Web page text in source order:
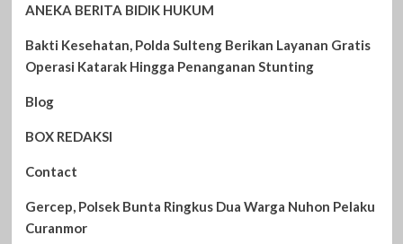
ANEKA BERITA BIDIK HUKUM
Bakti Kesehatan, Polda Sulteng Berikan Layanan Gratis
Operasi Katarak Hingga Penanganan Stunting
Blog
BOX REDAKSI
Contact
Gercep, Polsek Bunta Ringkus Dua Warga Nuhon Pelaku
Curanmor